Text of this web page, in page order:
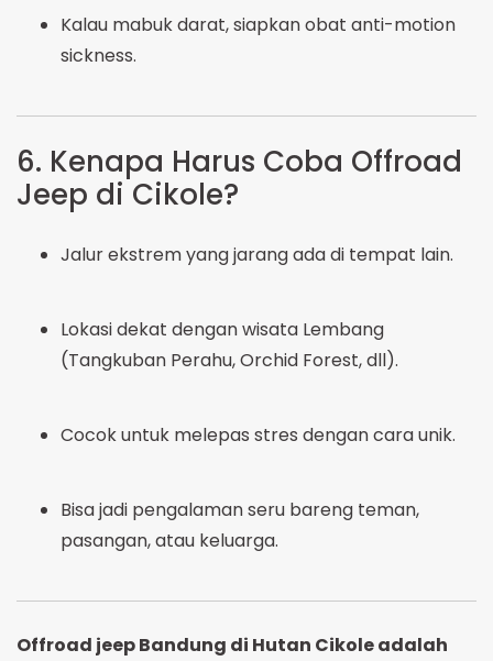
Kalau mabuk darat, siapkan obat anti-motion
sickness.
6. Kenapa Harus Coba Offroad
Jeep di Cikole?
Jalur ekstrem yang jarang ada di tempat lain.
Lokasi dekat dengan wisata Lembang
(Tangkuban Perahu, Orchid Forest, dll).
Cocok untuk melepas stres dengan cara unik.
Bisa jadi pengalaman seru bareng teman,
pasangan, atau keluarga.
Offroad jeep Bandung di Hutan Cikole adalah